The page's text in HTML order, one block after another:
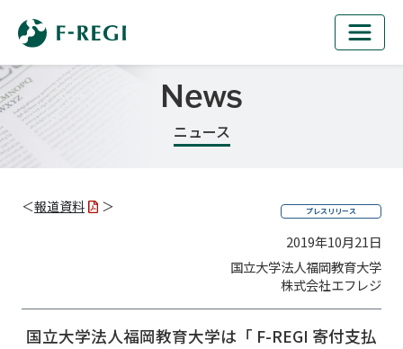
News
ニュース
＜報道資料 ＞ プレスリリース
2019年10月21日
国立大学法人福岡教育大学
株式会社エフレジ
国立大学法人福岡教育大学は「 F-REGI 寄付支払